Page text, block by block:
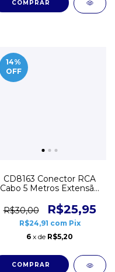
14%
OFF
CD8163 Conector RCA
Cabo 5 Metros Extensão
R$30,00
R$25,95
R$24,91 com Pix
6 x de R$5,20